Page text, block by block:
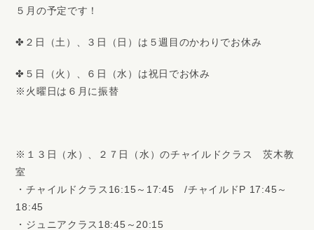
５月の予定です！
✤２日（土）、３日（日）は５週目のかわりでお休み
✤５日（火）、６日（水）は祝日でお休み
※火曜日は６月に振替
※１３日（水）、２７日（水）のチャイルドクラス 茨木教
室
・チャイルドクラス16:15～17:45 /チャイルドP 17:45～
18:45
・ジュニアクラス18:45～20:15